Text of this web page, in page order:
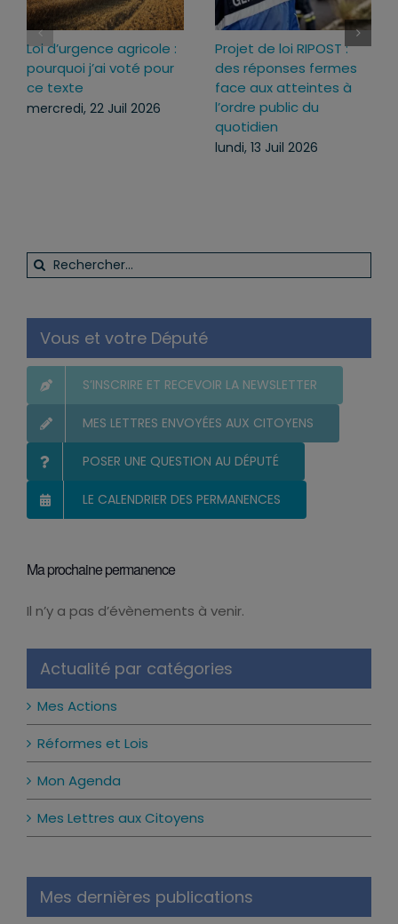
Loi d’urgence agricole :
pourquoi j’ai voté pour
ce texte
mercredi, 22 Juil 2026
Projet de loi RIPOST :
des réponses fermes
face aux atteintes à
l’ordre public du
quotidien
lundi, 13 Juil 2026
Rechercher:
Vous et votre Député
S’INSCRIRE ET RECEVOIR LA NEWSLETTER
MES LETTRES ENVOYÉES AUX CITOYENS
POSER UNE QUESTION AU DÉPUTÉ
LE CALENDRIER DES PERMANENCES
Ma prochaine permanence
Notice
Il n’y a pas d’évènements à venir.
Actualité par catégories
Mes Actions
Réformes et Lois
Mon Agenda
Mes Lettres aux Citoyens
Mes dernières publications